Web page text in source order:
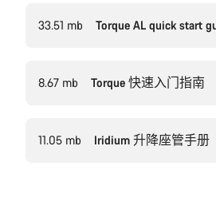
33.51 mb Torque AL quick start
8.67 mb Torque 快速入门指南
11.05 mb Iridium 升降座管手册